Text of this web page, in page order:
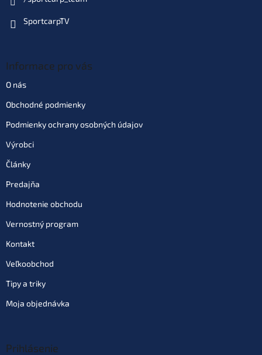
SportcarpTV
Informace pro vás
O nás
Obchodné podmienky
Podmienky ochrany osobných údajov
Výrobci
Články
Predajňa
Hodnotenie obchodu
Vernostný program
Kontakt
Veľkoobchod
Tipy a triky
Moja objednávka
Prihlásenie